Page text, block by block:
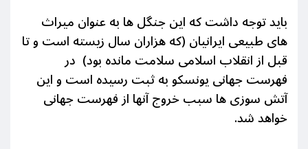
باید توجه داشت که این جنگل ها به عنوان میراث
های طبیعی ایرانیان (که هزاران سال زیسته است و تا
قبل از انقلاب اسلامی سلامت مانده بود) در
فهرست جهانی یونسکو به ثبت رسیده است و این
آتش سوزی ها سبب خروج آنها از فهرست جهانی
خواهد شد.